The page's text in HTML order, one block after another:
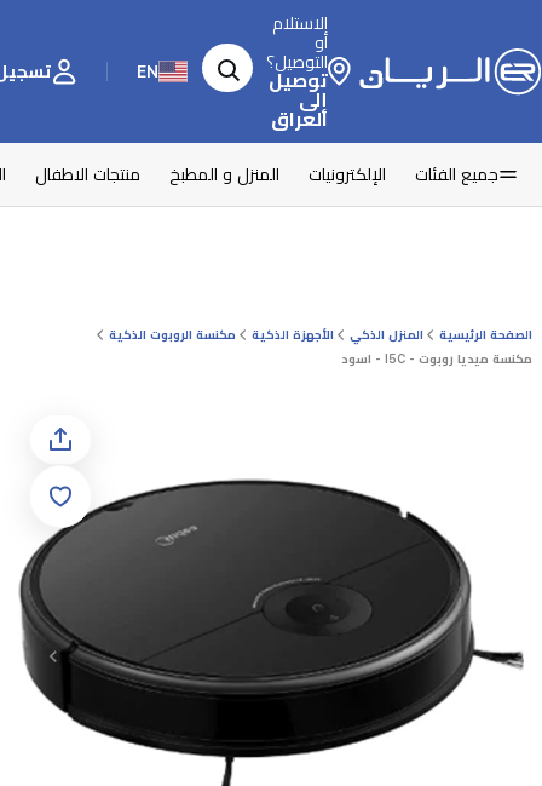
الاستلام
أو
التوصيل؟
توصيل
إلى
العراق
EN تسجيل
جميع الفئات الإلكترونيات المنزل و المطبخ منتجات الاطفال
الصفحة الرئيسية المنزل الذكي الأجهزة الذكية
مكنسة الروبوت الذكية
مكنسة ميديا روبوت - I5C - اسود